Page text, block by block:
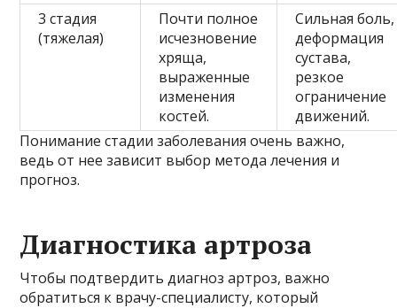
3 стадия
(тяжелая)
Почти полное
исчезновение
хряща,
выраженные
изменения
костей.
Сильная боль,
деформация
сустава,
резкое
ограничение
движений.
Понимание стадии заболевания очень важно,
ведь от нее зависит выбор метода лечения и
прогноз.
Диагностика артроза
Чтобы подтвердить диагноз артроз, важно
обратиться к врачу-специалисту, который